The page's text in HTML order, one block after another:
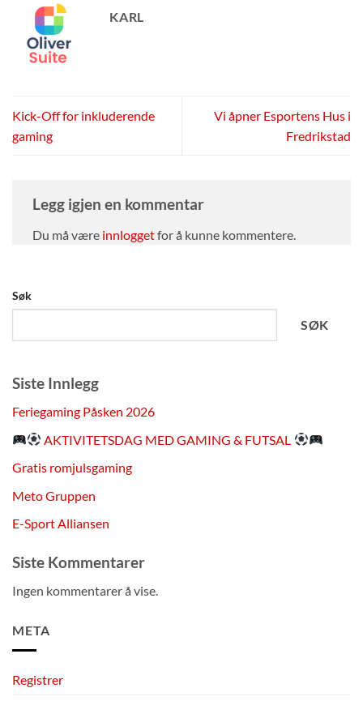
KARL
Kick-Off for inkluderende
gaming
Vi åpner Esportens Hus i
Fredrikstad
Legg igjen en kommentar
Du må være innloggetfor å kunne kommentere.
Søk
SØK
Siste Innlegg
Feriegaming Påsken 2026
AKTIVITETSDAG MED GAMING & FUTSAL
Gratis romjulsgaming
Meto Gruppen
E-Sport Alliansen
Siste Kommentarer
Ingen kommentarer å vise.
META
Registrer